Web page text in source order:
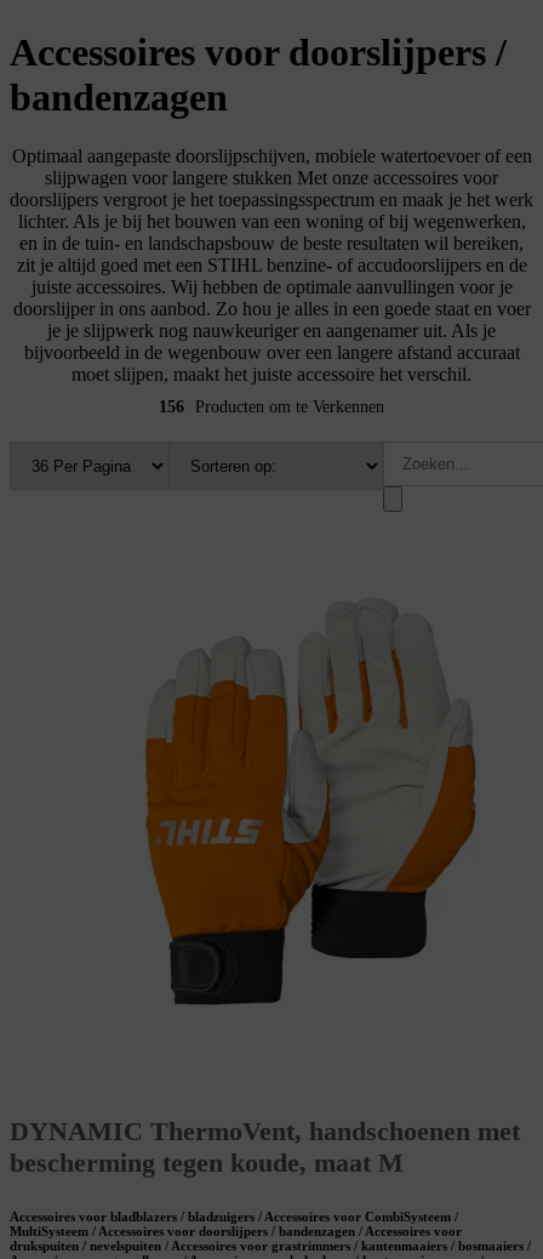
Accessoires voor doorslijpers /
bandenzagen
Optimaal aangepaste doorslijpschijven, mobiele watertoevoer of een
slijpwagen voor langere stukken Met onze accessoires voor
doorslijpers vergroot je het toepassingsspectrum en maak je het werk
lichter. Als je bij het bouwen van een woning of bij wegenwerken,
en in de tuin- en landschapsbouw de beste resultaten wil bereiken,
zit je altijd goed met een STIHL benzine- of accudoorslijpers en de
juiste accessoires. Wij hebben de optimale aanvullingen voor je
doorslijper in ons aanbod. Zo hou je alles in een goede staat en voer
je je slijpwerk nog nauwkeuriger en aangenamer uit. Als je
bijvoorbeeld in de wegenbouw over een langere afstand accuraat
moet slijpen, maakt het juiste accessoire het verschil.
156 Producten om te Verkennen
DYNAMIC ThermoVent, handschoenen met
bescherming tegen koude, maat M
Accessoires voor bladblazers / bladzuigers / Accessoires voor CombiSysteem /
MultiSysteem / Accessoires voor doorslijpers / bandenzagen / Accessoires voor
drukspuiten / nevelspuiten / Accessoires voor grastrimmers / kantenmaaiers / bosmaaiers /